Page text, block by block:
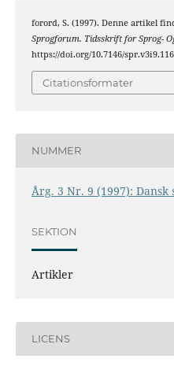
forord, S. (1997). Denne artikel
Sprogforum. Tidsskrift for Sprog-
https://doi.org/10.7146/
Citationsformater
NUMMER
Årg. 3 Nr. 9 (1997): Dansk
SEKTION
Artikler
LICENS